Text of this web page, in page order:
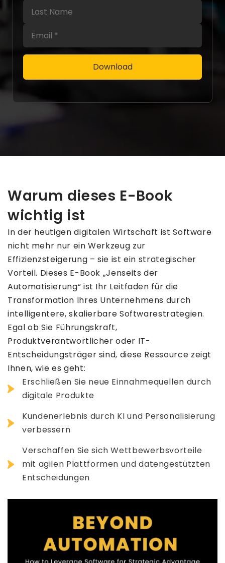
Email
Warum dieses E-Book
wichtig ist
In der heutigen digitalen Wirtschaft ist Software
nicht mehr nur ein Werkzeug zur
Effizienzsteigerung – sie ist ein strategischer
Vorteil. Dieses E-Book „Jenseits der
Automatisierung“ ist Ihr Leitfaden für die
Transformation Ihres Unternehmens durch
intelligentere, skalierbare Softwarestrategien.
Egal ob Sie Führungskraft,
Produktverantwortlicher oder IT-
Entscheidungsträger sind, diese Ressource zeigt
Ihnen, wie es geht:
Erschließen Sie neue Einnahmequellen durch
digitale Produkte
Kundenerlebnis durch KI und Personalisierung
verbessern
Verschaffen Sie sich Wettbewerbsvorteile
mit agilen Plattformen und datengestützten
Entscheidungen